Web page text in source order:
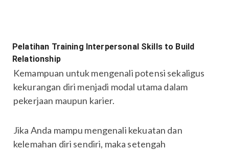
Pelatihan Training Interpersonal Skills to Build
Relationship
Kemampuan untuk mengenali potensi sekaligus
kekurangan diri menjadi modal utama dalam
pekerjaan maupun karier.
Jika Anda mampu mengenali kekuatan dan
kelemahan diri sendiri, maka setengah